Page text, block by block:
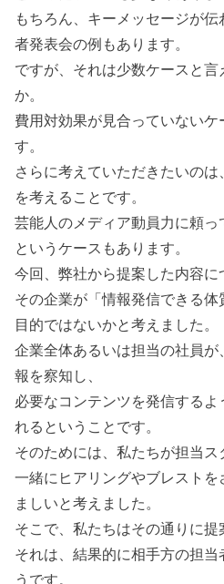
もちろん、キーメッセージが
者発表会の例もあります。
ですが、それは少数ケースと言
か。
費用対効果が見合っていないケ
す。
さらに考えていただきたいの
を考えることです。
芸能人のメディア動員力に頼
というケースもあります。
今回、弊社から提案した内容に
その企業が「情報発信できる
目的ではないかと考えました。
企業全体あるいは担当の社員
報を察知し、
必要なコンテンツを発信する
れるということです。
そのためには、私たちが担当ス
一緒にヒアリングやブレスト
ましいと考えました。
そこで、私たちはその通りに提
それは、結果的に相手方の担当
うです。